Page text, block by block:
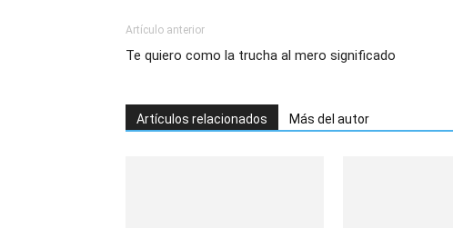
Artículo anterior
Te quiero como la trucha al mero significado
Artículos relacionados Más del autor